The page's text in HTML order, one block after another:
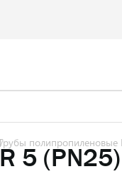
полипропиленовые
(PN25)